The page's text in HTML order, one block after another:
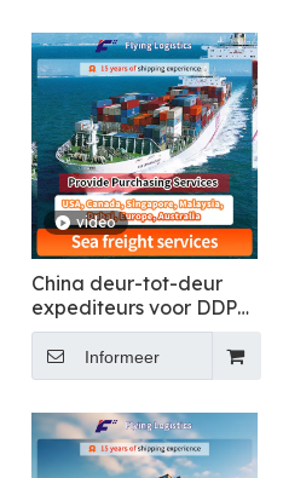
video
China deur-tot-deur
expediteurs voor DDP
zeevrachtvervoer naar
de VS, Canada,
Singapore, Maleisië,
Australië
Informeer